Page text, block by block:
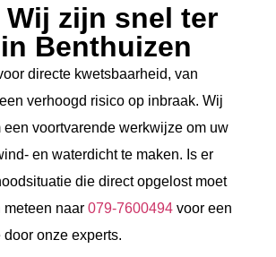
Wij zijn snel ter
Benthuizen
directe kwetsbaarheid, van
verhoogd risico op inbraak. Wij
een voortvarende werkwijze om uw
en waterdicht te maken. Is er
die direct opgelost moet
naar 079-7600494 voor een
onze experts.